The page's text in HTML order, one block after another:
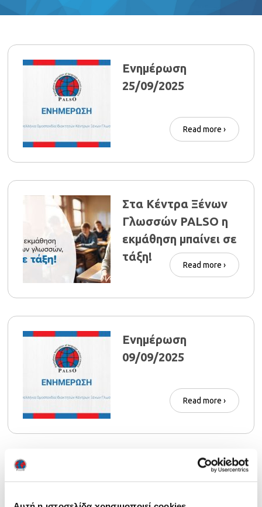
Ενημέρωση
25/09/2025
Read more ›
Στα Κέντρα Ξένων
Γλωσσών PALSO η
εκμάθηση μπαίνει σε
τάξη!
Read more ›
Ενημέρωση
09/09/2025
Read more ›